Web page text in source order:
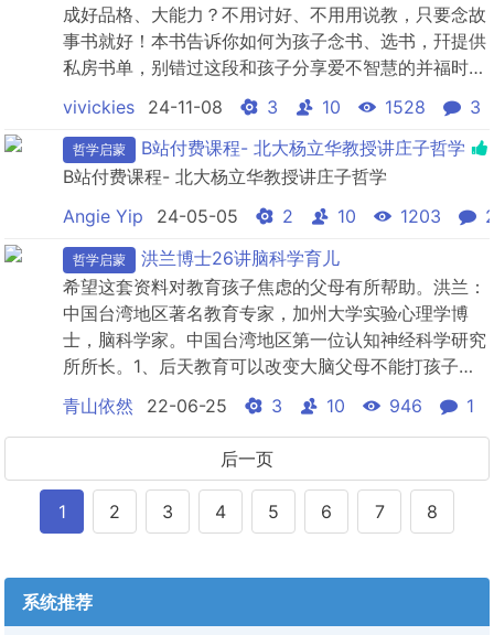
成好品格、大能力？不用讨好、不用用说教，只要念故
事书就好！本书告诉你如何为孩子念书、选书，幵提供
私房书单，别错过这段和孩子分享爱不智慧的并福时
vivickies 24-11-08 3 10 1528 3
哲学启蒙
B站付费课程- 北大杨立华教授讲庄子哲学
B站付费课程- 北大杨立华教授讲庄子哲学
Angie Yip
24-05-05 2 10 1203
哲学启蒙
洪兰博士26讲脑科学育儿
希望这套资料对教育孩子焦虑的父母有所帮助。洪兰：
中国台湾地区著名教育专家，加州大学实验心理学博
士，脑科学家。中国台湾地区第一位认知神经科学研究
所所长。1、后天教育可以改变大脑父母不能打孩子，
特别是打孩子的头部。因为，这可能造成孩子大脑生理
机制的损伤。而大脑一旦损伤，人就会在生理机制上遭
遇障碍，日后再怎么通过后天的教育努力，希望也是非
常渺茫的。不存在“输在起跑线上”“3岁定终身”等说法。
因为，人的大...
青山依然 22-06-25 3 10 946 1
后一页
1 2 3 4 5 6 7 8
系统推荐